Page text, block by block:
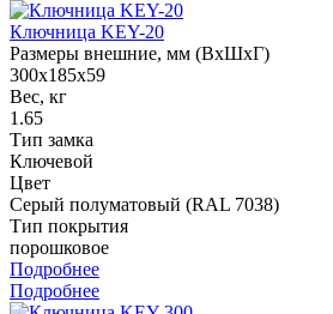
Ключница KEY-20
Размеры внешние, мм (ВхШхГ)
300x185x59
Вес, кг
1.65
Тип замка
Ключевой
Цвет
Серый полуматовый (RAL 7038)
Тип покрытия
порошковое
Подробнее
Подробнее